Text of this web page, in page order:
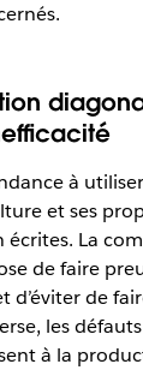
à
et ses
La
de faire
d’éviter de
les
à la